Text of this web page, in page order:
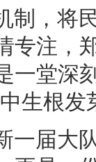
制，将
专注，
堂深
生根发
一届大